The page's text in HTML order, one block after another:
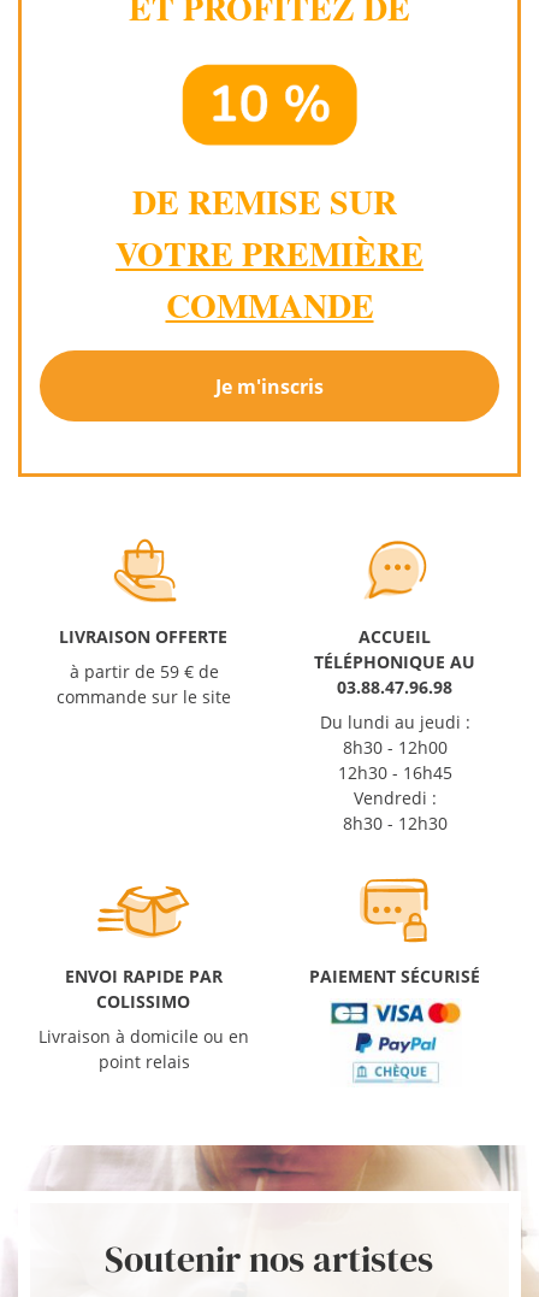
DE REMISE SUR
VOTRE PREMIÈRE
COMMANDE
Je m'inscris
LIVRAISON OFFERTE
à partir de 59 € de
commande sur le site
ACCUEIL
TÉLÉPHONIQUE AU
03.88.47.96.98
Du lundi au jeudi :
8h30 - 12h00
12h30 - 16h45
Vendredi :
8h30 - 12h30
ENVOI RAPIDE PAR
COLISSIMO
Livraison à domicile ou en
point relais
PAIEMENT SÉCURISÉ
Soutenir nos artistes